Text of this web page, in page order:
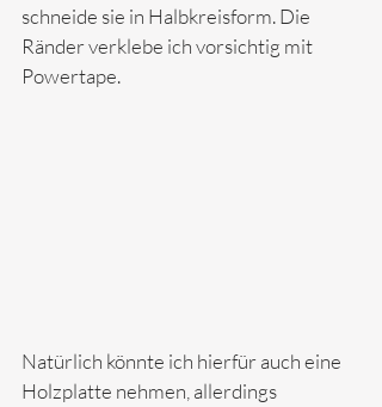
schneide sie in Halbkreisform. Die
Ränder verklebe ich vorsichtig mit
Powertape.
Natürlich könnte ich hierfür auch eine
Holzplatte nehmen, allerdings